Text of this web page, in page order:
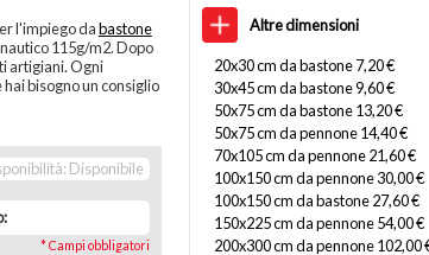
l'impiego dabastone
115g/m2. Dopo
artigiani. Ogni
bisogno un consiglio
Disponibile
* Campi obbligatori
Altre dimensioni
20x30 cm da bastone 7,20 €
30x45 cm da bastone 9,60 €
50x75 cm da bastone 13,20 €
50x75 cm da pennone 14,40 €
70x105 cm da pennone 21,60 €
100x150 cm da pennone 30,00 €
100x150 cm da bastone 27,60 €
150x225 cm da pennone 54,00 €
200x300 cm da pennone 102,00